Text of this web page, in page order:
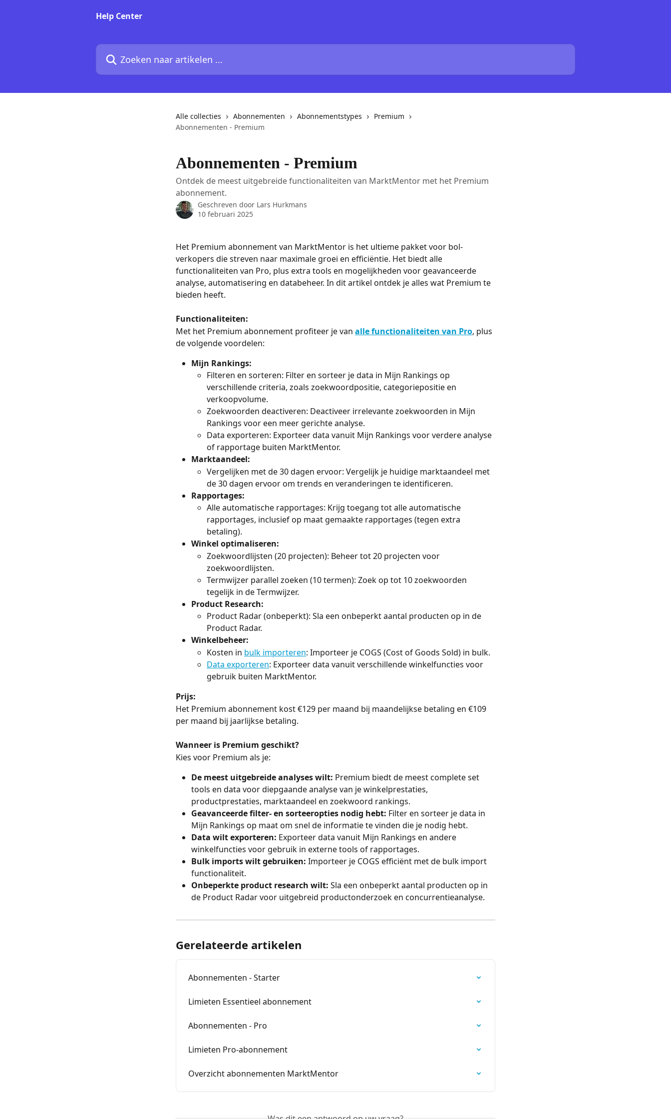
Help Center
Zoeken naar artikelen ...
Alle collecties Abonnementen Abonnementstypes
Premium
Abonnementen - Premium
Abonnementen - Premium
Ontdek de meest uitgebreide functionaliteiten van MarktMentor met het Premium
abonnement.
Geschreven door Lars Hurkmans
10 februari 2025
Het Premium abonnement van MarktMentor is het ultieme pakket voor bol-
verkopers die streven naar maximale groei en efficiëntie. Het biedt alle
functionaliteiten van Pro, plus extra tools en mogelijkheden voor geavanceerde
analyse, automatisering en databeheer. In dit artikel ontdek je alles wat Premium te
bieden heeft.
Functionaliteiten:
Met het Premium abonnement profiteer je van alle functionaliteiten van Pro, plus
de volgende voordelen:
Mijn Rankings:
Filteren en sorteren: Filter en sorteer je data in Mijn Rankings op
verschillende criteria, zoals zoekwoordpositie, categoriepositie en
verkoopvolume.
Zoekwoorden deactiveren: Deactiveer irrelevante zoekwoorden in Mijn
Rankings voor een meer gerichte analyse.
Data exporteren: Exporteer data vanuit Mijn Rankings voor verdere analyse
of rapportage buiten MarktMentor.
Marktaandeel:
Vergelijken met de 30 dagen ervoor: Vergelijk je huidige marktaandeel met
de 30 dagen ervoor om trends en veranderingen te identificeren.
Rapportages:
Alle automatische rapportages: Krijg toegang tot alle automatische
rapportages, inclusief op maat gemaakte rapportages (tegen extra
betaling).
Winkel optimaliseren:
Zoekwoordlijsten (20 projecten): Beheer tot 20 projecten voor
zoekwoordlijsten.
Termwijzer parallel zoeken (10 termen): Zoek op tot 10 zoekwoorden
tegelijk in de Termwijzer.
Product Research:
Product Radar (onbeperkt): Sla een onbeperkt aantal producten op in de
Product Radar.
Winkelbeheer:
Kosten in bulk importeren: Importeer je COGS (Cost of Goods Sold) in bulk.
Data exporteren: Exporteer data vanuit verschillende winkelfuncties voor
gebruik buiten MarktMentor.
Prijs:
Het Premium abonnement kost €129 per maand bij maandelijkse betaling en €109
per maand bij jaarlijkse betaling.
Wanneer is Premium geschikt?
Kies voor Premium als je:
De meest uitgebreide analyses wilt: Premium biedt de meest complete set
tools en data voor diepgaande analyse van je winkelprestaties,
productprestaties, marktaandeel en zoekwoord rankings.
Geavanceerde filter- en sorteeropties nodig hebt: Filter en sorteer je data in
Mijn Rankings op maat om snel de informatie te vinden die je nodig hebt.
Data wilt exporteren: Exporteer data vanuit Mijn Rankings en andere
winkelfuncties voor gebruik in externe tools of rapportages.
Bulk imports wilt gebruiken: Importeer je COGS efficiënt met de bulk import
functionaliteit.
Onbeperkte product research wilt: Sla een onbeperkt aantal producten op in
de Product Radar voor uitgebreid productonderzoek en concurrentieanalyse.
Gerelateerde artikelen
Abonnementen - Starter
Limieten Essentieel abonnement
Abonnementen - Pro
Limieten Pro-abonnement
Overzicht abonnementen MarktMentor